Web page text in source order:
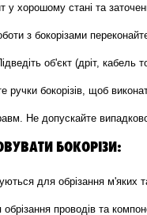
у хорошому стані та
з бокорізами
об'єкт (дріт, кабель
бокорізів, щоб
Не допускайте
БОКОРІЗИ:
для обрізання м'яких
проводів та